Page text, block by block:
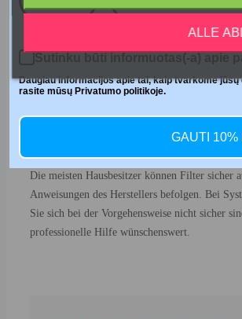
Zehnder ComfoAir Q350 verwenden?
Überprüfen Sie immer die Modellnummer und
Produktbeschreibungen oder
Filterabmessungen zu erhalten. ComfoAir
Filter mit den Abmessungen 500 x 156 x 22
einen Fachmann hinzuziehen?
Die meisten Hausbesitzer können Filter sicher
Anweisungen des Herstellers befolgen. Bei
Sie sich bei der Vorgehensweise nicht sicher
professionelle Hilfe wünschenswert.
ALLE
Sutinku būti informuotas(-a) apie
Daugiau informacijos apie tai, kaip tvarkome
rasite mūsų Privatumo politikoje.
GAUTI 10%